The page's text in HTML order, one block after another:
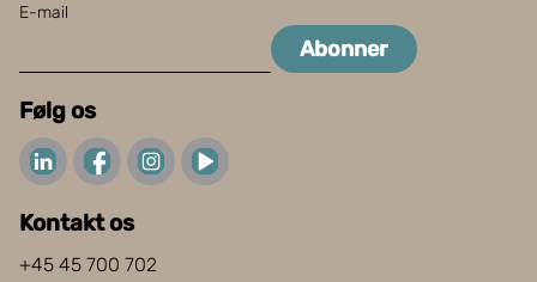
E-mail
Abonner
Følg os
Kontakt os
+45 45 700 702